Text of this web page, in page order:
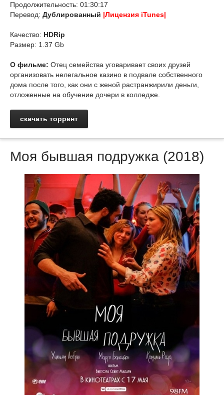
Продолжительность: 01:30:17
Перевод: Дублированный |Лицензия iTunes|
Качество: HDRip
Размер: 1.37 Gb
О фильме: Отец семейства уговаривает своих друзей
организовать нелегальное казино в подвале собственного
дома после того, как они с женой растранжирили деньги,
отложенные на обучение дочери в колледже.
скачать торрент
Моя бывшая подружка (2018)